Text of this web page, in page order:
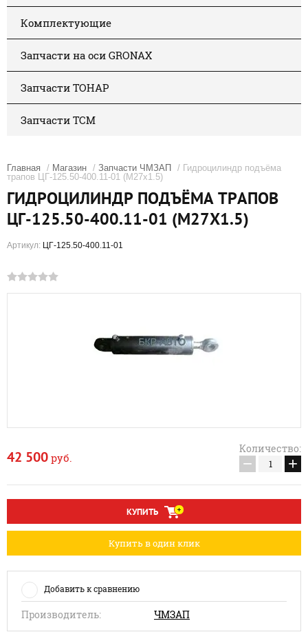
Комплектующие
Запчасти на оси GRONAX
Запчасти ТОНАР
Запчасти ТСМ
Главная / Магазин / Запчасти ЧМЗАП
/ Гидроцилиндр подъёма
трапов ЦГ-125.50-400.11-01 (М27х1.5)
ГИДРОЦИЛИНДР ПОДЪЁМА ТРАПОВ
ЦГ-125.50-400.11-01 (М27Х1.5)
Артикул: ЦГ-125.50-400.11-01
42 500 руб.
Количество:
− +
КУПИТЬ
Купить в один клик
Добавить к сравнению
Производитель: ЧМЗАП